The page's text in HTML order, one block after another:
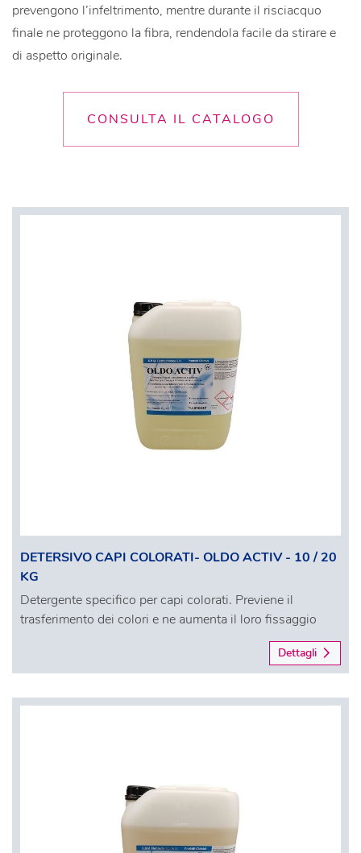
prevengono l’infeltrimento, mentre durante il risciacquo
finale ne proteggono la fibra, rendendola facile da stirare e
di aspetto originale.
CONSULTA IL CATALOGO
DETERSIVO CAPI COLORATI- OLDO ACTIV - 10 / 20
KG
Detergente specifico per capi colorati. Previene il
trasferimento dei colori e ne aumenta il loro fissaggio
Dettagli